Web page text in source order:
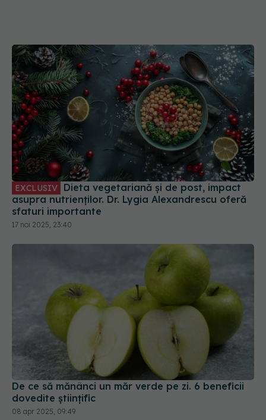
EXCLUSIV Dieta vegetariană și de post, impact
asupra nutrienților. Dr. Lygia Alexandrescu oferă
sfaturi importante
17 noi 2025, 23:40
De ce să mănânci un măr verde pe zi. 6 beneficii
dovedite științific
08 apr 2025, 09:49